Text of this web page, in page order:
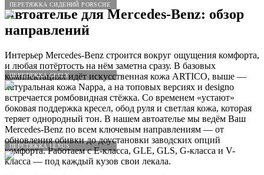
ПЕРЕТЯЖКА СИДЕНИЙ PORSCHE
ПЕРЕТЯЖКА GEELY
ПЕРЕТЯЖКА LEXUS
Автоателье дляMercedes-Benz: обзор
направлений
Интерьер Mercedes-Benz строится вокруг ощущения комфорта,
и любая потёртость на нём заметна сразу. В базовых
комплектациях идёт искусственная кожа ARTICO, выше —
натуральная кожа Nappa, а на топовых версиях и designo
встречается ромбовидная стёжка. Со временем «устают»
боковая поддержка кресел, обод руля и светлая кожа, которая
теряет однородный тон. В нашем автоателье мы ведём Ваш
Mercedes-Benz по всем ключевым направлениям — от
обновления обивки до доустановки заводских опций
комфорта. Работаем с E-класса, GLE, GLS, G-класса и V-
класса — под каждый кузов свои лекала.